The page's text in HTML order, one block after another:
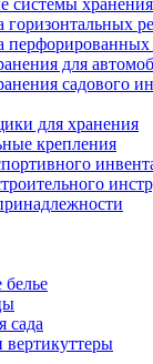
перфорированных
для
садового
для хранения
крепления
белье
сада